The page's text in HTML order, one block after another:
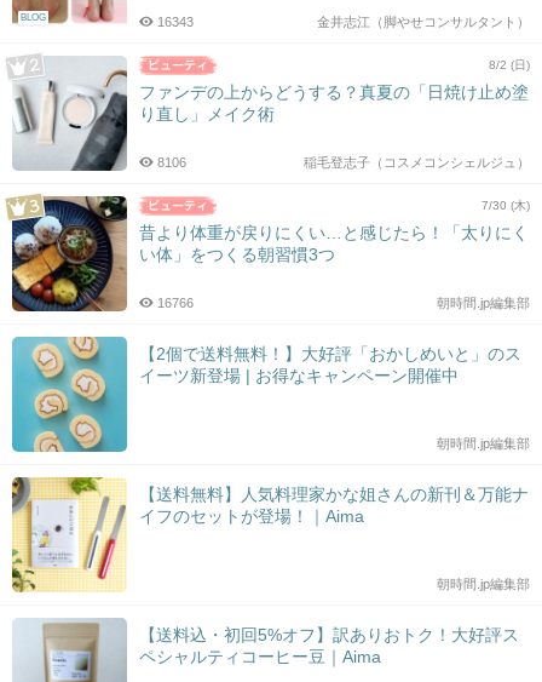
BLOG 金井志江（脚やせコンサルタント）
16343
8/2 (日)
ファンデの上からどうする？真夏の「日焼け止め塗
り直し」メイク術
稲毛登志子（コスメコンシェルジュ）
8106
7/30 (木)
昔より体重が戻りにくい…と感じたら！「太りにく
い体」をつくる朝習慣3つ
朝時間.jp編集部
16766
【2個で送料無料！】大好評「おかしめいと」のス
イーツ新登場 | お得なキャンペーン開催中
朝時間.jp編集部
【送料無料】人気料理家かな姐さんの新刊＆万能ナ
イフのセットが登場！｜Aima
朝時間.jp編集部
【送料込・初回5%オフ】訳ありおトク！大好評ス
ペシャルティコーヒー豆｜Aima